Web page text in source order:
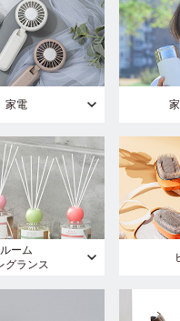
家電
ルーム
グランス